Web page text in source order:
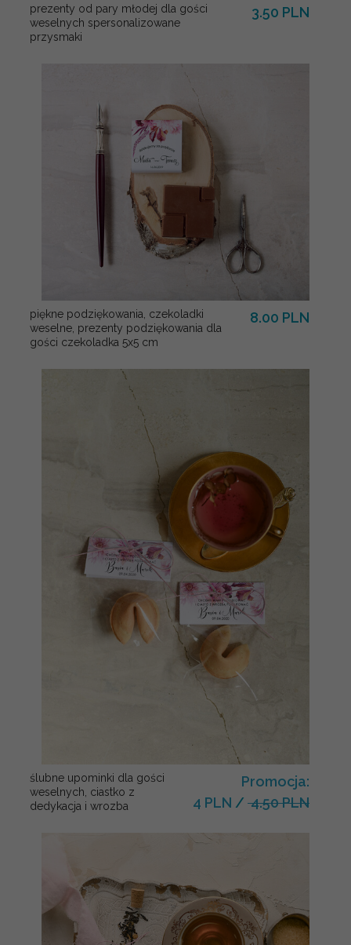
prezenty od pary młodej dla gości
weselnych spersonalizowane
przysmaki
3.50 PLN
piękne podziękowania, czekoladki
weselne, prezenty podziękowania dla
gości czekoladka 5x5 cm
8.00 PLN
ślubne upominki dla gości
weselnych, ciastko z
dedykacja i wrozba
Promocja:
4 PLN / 4.50 PLN